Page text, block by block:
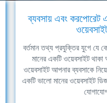
ব্যবসায় এবং করপোরেট
বর্তমান তথ্য প্রযুক্তির যুগে যে
মানের একটি ওয়েবসাইট থাকা
ওয়েবসাইট আপনার ব্যবসাকে
একটি ভালো মানের ওয়েবসাইট